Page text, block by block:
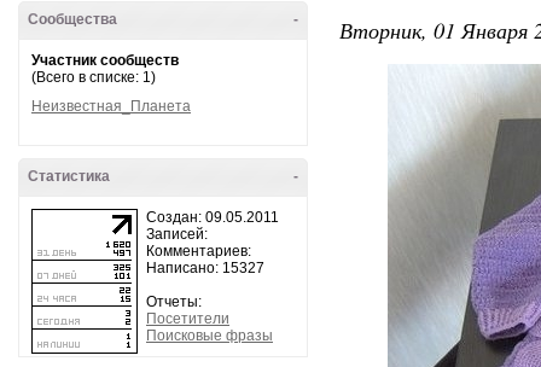
-
Сообщества
Участник сообществ
(Всего в списке: 1)
Неизвестная_Планета
-
Статистика
Создан: 09.05.2011
Записей:
Комментариев:
Написано: 15327
Отчеты:
Посетители
Поисковые фразы
Вторник, 01 Января